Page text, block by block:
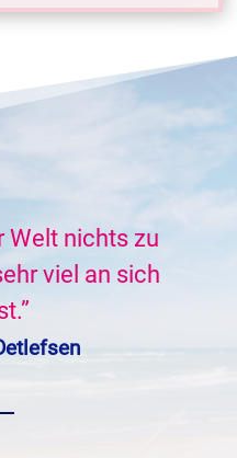
Welt nichts zu
viel an sich